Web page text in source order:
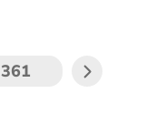
361